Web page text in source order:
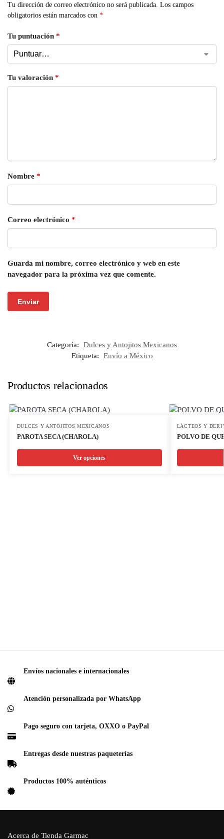
Tu dirección de correo electrónico no será publicada. Los campos
obligatorios están marcados con *
Tu puntuación *
Tu valoración *
Nombre *
Correo electrónico *
Guarda mi nombre, correo electrónico y web en este
navegador para la próxima vez que comente.
Categoría:
Dulces y Antojitos Mexicanos
Etiqueta:
Envío a México
Productos relacionados
DULCES Y ANTOJITOS MEXICANOS
PAROTA SECA (CHAROLA)
Ver opciones
LÁCTEOS Y
POLVO DE
Envíos nacionales e internacionales
Atención personalizada por WhatsApp
Pago seguro con tarjeta, OXXO o PayPal
Entregas desde nuestras paqueterías
Productos 100% auténticos
Acerca de Tienda Garmac